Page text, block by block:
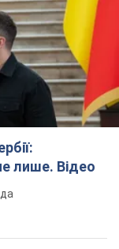
лише. Відео
23-й день
з
протестів
Грема про